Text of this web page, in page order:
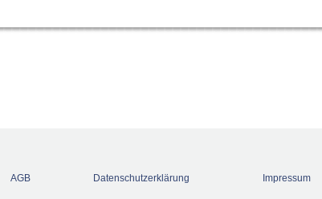
AGB Datenschutzerklärung Impressum